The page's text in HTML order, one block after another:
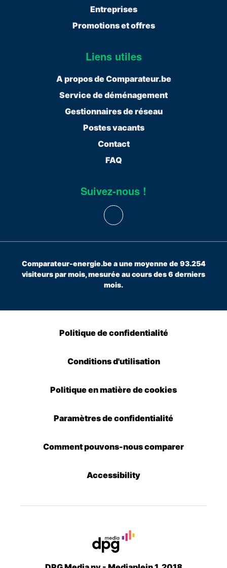
Entreprises
Promotions et offres
Liens utiles
A propos de Comparateur.be
Service de déménagement
Gestionnaires de réseau
Postes vacants
Contact
FAQ
Suivez-nous !
Comparateur-energie.be a une moyenne de 93.254
visiteurs par mois, mesurée au cours des 6 derniers
mois.
Politique de confidentialité
Conditions d'utilisation
Politique en matière de cookies
Paramètres de confidentialité
Comment pouvons-nous comparer
Accessibility